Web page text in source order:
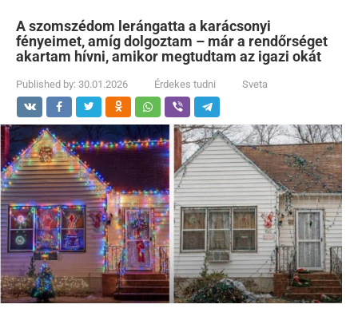
A szomszédom lerángatta a karácsonyi
fényeimet, amíg dolgoztam – már a rendőrséget
akartam hívni, amikor megtudtam az igazi okát
Published by: 30.01.2026 Érdekes tudni Sveta